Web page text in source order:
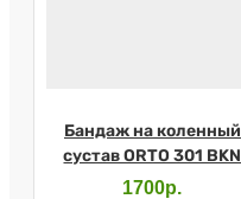
Бандаж на коленный
сустав ORTO 301 BKN
1700р.